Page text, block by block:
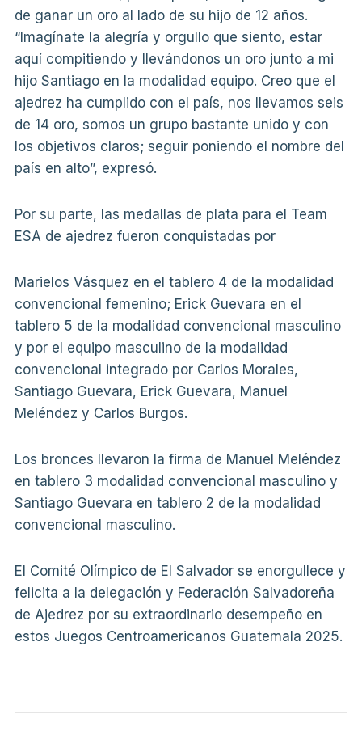
de ganar un oro al lado de su hijo de 12 años.
“Imagínate la alegría y orgullo que siento, estar
aquí compitiendo y llevándonos un oro junto a mi
hijo Santiago en la modalidad equipo. Creo que el
ajedrez ha cumplido con el país, nos llevamos seis
de 14 oro, somos un grupo bastante unido y con
los objetivos claros; seguir poniendo el nombre del
país en alto”, expresó.
Por su parte, las medallas de plata para el Team
ESA de ajedrez fueron conquistadas por
Marielos Vásquez en el tablero 4 de la modalidad
convencional femenino; Erick Guevara en el
tablero 5 de la modalidad convencional masculino
y por el equipo masculino de la modalidad
convencional integrado por Carlos Morales,
Santiago Guevara, Erick Guevara, Manuel
Meléndez y Carlos Burgos.
Los bronces llevaron la firma de Manuel Meléndez
en tablero 3 modalidad convencional masculino y
Santiago Guevara en tablero 2 de la modalidad
convencional masculino.
El Comité Olímpico de El Salvador se enorgullece y
felicita a la delegación y Federación Salvadoreña
de Ajedrez por su extraordinario desempeño en
estos Juegos Centroamericanos Guatemala 2025.